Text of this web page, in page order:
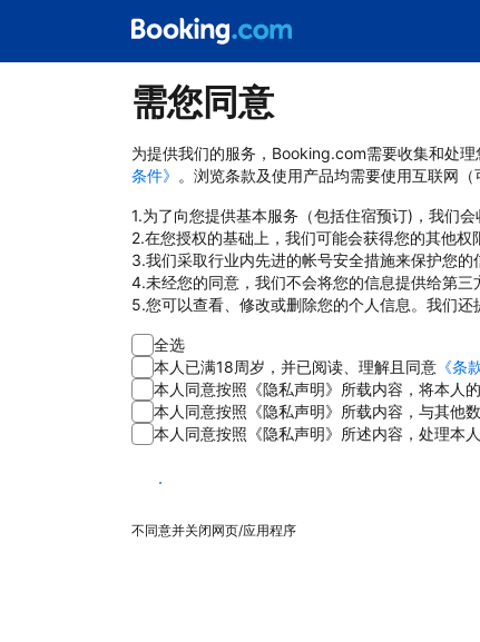
需您同意
为提供我们的服务，Booking.com需要收集和处
条件》 。浏览条款及使用产品均需要使用互联网
1.为了向您提供基本服务（包括住宿预订)，我们
2.在您授权的基础上，我们可能会获得您的其他
3.我们采取行业内先进的帐号安全措施来保护您的
4.未经您的同意，我们不会将您的信息提供给第三
5.您可以查看、修改或删除您的个人信息。我们还
全选
本人已满18周岁，并已阅读、理解且同意 《条
本人同意按照《隐私声明》所载内容，将本人
本人同意按照《隐私声明》所载内容，与其他
本人同意按照《隐私声明》所述内容，处理本人
同意
不同意并关闭网页/应用程序